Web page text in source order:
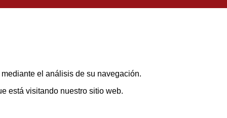
el análisis de su navegación.
está visitando nuestro sitio web.